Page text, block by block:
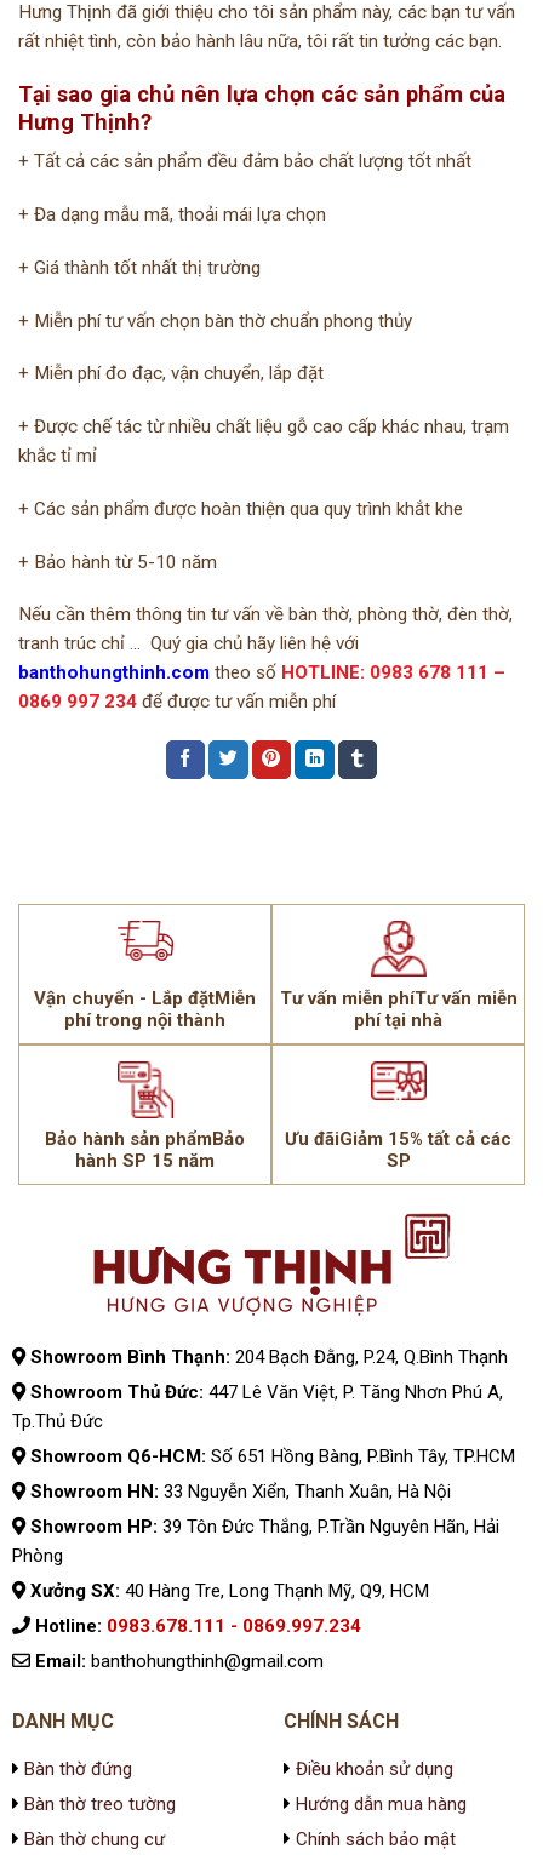
Hưng Thịnh đã giới thiệu cho tôi sản phẩm này, các bạn tư vấn
rất nhiệt tình, còn bảo hành lâu nữa, tôi rất tin tưởng các bạn.
Tại sao gia chủ nên lựa chọn các sản phẩm của
Hưng Thịnh?
+ Tất cả các sản phẩm đều đảm bảo chất lượng tốt nhất ️
+ Đa dạng mẫu mã, thoải mái lựa chọn ️
+ Giá thành tốt nhất thị trường ️
+ Miễn phí tư vấn chọn bàn thờ chuẩn phong thủy ️
+ Miễn phí đo đạc, vận chuyển, lắp đặt ️
+ Được chế tác từ nhiều chất liệu gỗ cao cấp khác nhau, trạm
khắc tỉ mỉ ️
+ Các sản phẩm được hoàn thiện qua quy trình khắt khe ️
+ Bảo hành từ 5-10 năm
Nếu cần thêm thông tin tư vấn về bàn thờ, phòng thờ, đèn thờ,
tranh trúc chỉ … Quý gia chủ hãy liên hệ với
banthohungthinh.com theo số HOTLINE: 0983 678 111 –
0869 997 234 để được tư vấn miễn phí
Vận chuyển - Lắp đặtMiễn
phí trong nội thành
Tư vấn miễn phíTư vấn miễn
phí tại nhà
Bảo hành sản phẩmBảo
hành SP 15 năm
Ưu đãiGiảm 15% tất cả các
SP
Showroom Bình Thạnh: 204 Bạch Đằng, P.24, Q.Bình Thạnh
Showroom Thủ Đức: 447 Lê Văn Việt, P. Tăng Nhơn Phú A,
Tp.Thủ Đức
Showroom Q6-HCM: Số 651 Hồng Bàng, P.Bình Tây, TP.HCM
Showroom HN: 33 Nguyễn Xiển, Thanh Xuân, Hà Nội
Showroom HP: 39 Tôn Đức Thắng, P.Trần Nguyên Hãn, Hải
Phòng
Xưởng SX: 40 Hàng Tre, Long Thạnh Mỹ, Q9, HCM
Hotline: 0983.678.111 - 0869.997.234
Email: banthohungthinh@gmail.com
DANH MỤC
Bàn thờ đứng
Bàn thờ treo tường
Bàn thờ chung cư
CHÍNH SÁCH
Điều khoản sử dụng
Hướng dẫn mua hàng
Chính sách bảo mật